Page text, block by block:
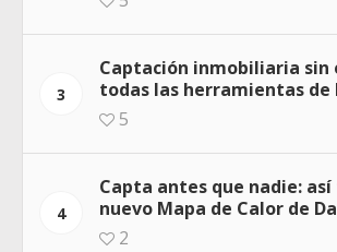
3
Captación inmobiliaria sin
todas las herramientas de
5
4
Capta antes que nadie:
nuevo Mapa de Calor de
2